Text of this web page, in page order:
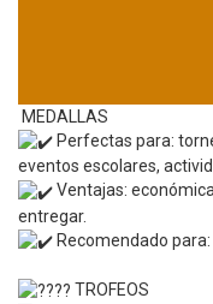
MEDALLAS
Perfectas para:
eventos escolares,
Ventajas:
entregar.
Recomendado
TROFEOS